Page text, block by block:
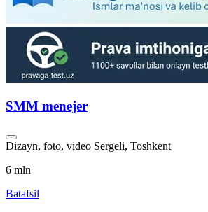
SMM menejer
Dizayn, foto, video Sergeli, Toshkent
6 mln
Batafsil